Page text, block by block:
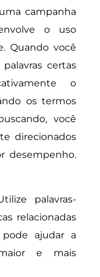
campanha
o uso
Quando você
certas
o
os termos
você
direcionados
desempenho.
palavras-
relacionadas
ajudar a
e mais